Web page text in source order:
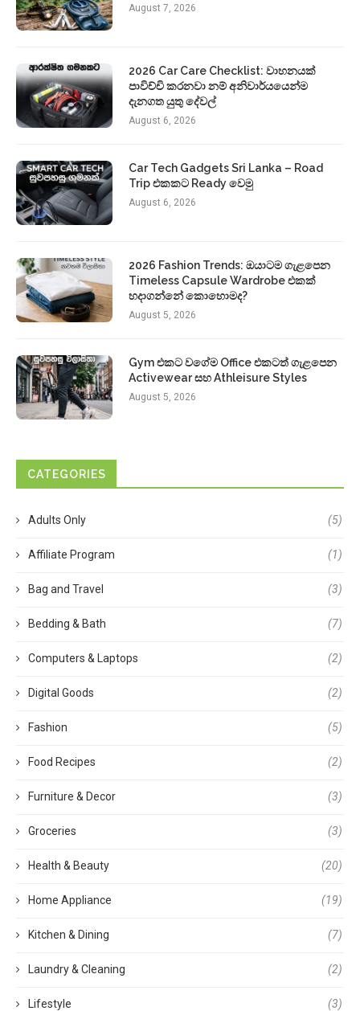
August 7, 2026
2026 Car Care Checklist: වාහනයක්
පාවිච්චි කරනවා නම් අනිවාර්යයෙන්ම
දැනගත යුතු දේවල්
August 6, 2026
Car Tech Gadgets Sri Lanka – Road
Trip එකකට Ready වෙමු
August 6, 2026
2026 Fashion Trends: ඔයාටම ගැළපෙන
Timeless Capsule Wardrobe එකක්
හදාගන්නේ කොහොමද?
August 5, 2026
Gym එකට වගේම Office එකටත් ගැළපෙන
Activewear සහ Athleisure Styles
August 5, 2026
CATEGORIES
Adults Only (5)
Affiliate Program (1)
Bag and Travel (3)
Bedding & Bath (7)
Computers & Laptops (2)
Digital Goods (2)
Fashion (5)
Food Recipes (2)
Furniture & Decor (3)
Groceries (3)
Health & Beauty (20)
Home Appliance (19)
Kitchen & Dining (7)
Laundry & Cleaning (2)
Lifestyle (3)